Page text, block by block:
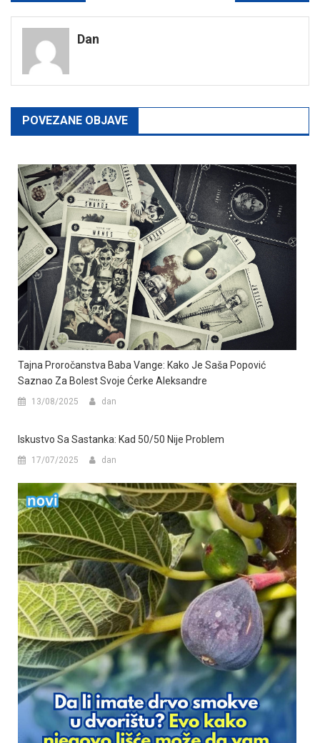
navigation
Dan
POVEZANE OBJAVE
Tajna Proročanstva Baba Vange: Kako Je Saša Popović
Saznao Za Bolest Svoje Ćerke Aleksandre
13/08/2025 dan
Iskustvo Sa Sastanka: Kad 50/50 Nije Problem
17/07/2025 dan